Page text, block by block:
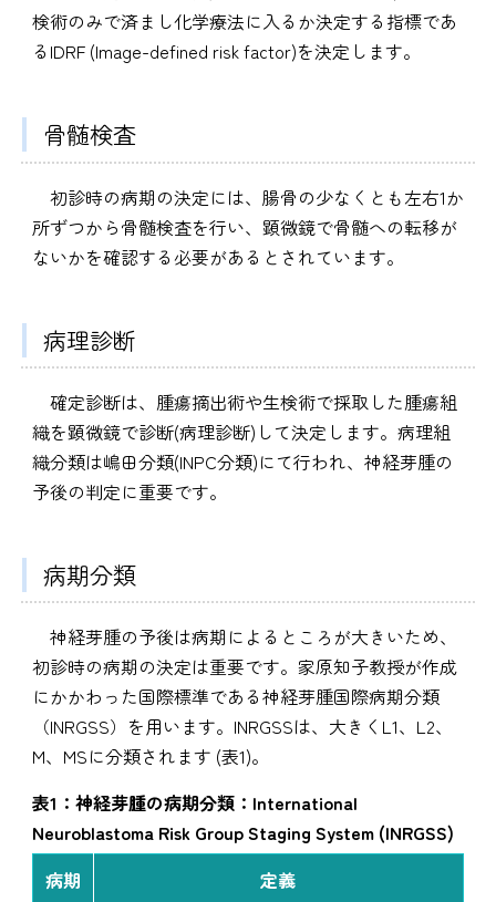
検術のみで済まし化学療法に入るか決定する指標であ
るIDRF (Image-defined risk factor)を決定します。
骨髄検査
初診時の病期の決定には、腸骨の少なくとも左右1か
所ずつから骨髄検査を行い、顕微鏡で骨髄への転移が
ないかを確認する必要があるとされています。
病理診断
確定診断は、腫瘍摘出術や生検術で採取した腫瘍組
織を顕微鏡で診断(病理診断)して決定します。病理組
織分類は嶋田分類(INPC分類)にて行われ、神経芽腫の
予後の判定に重要です。
病期分類
神経芽腫の予後は病期によるところが大きいため、
初診時の病期の決定は重要です。家原知子教授が作成
にかかわった国際標準である神経芽腫国際病期分類
（INRGSS）を用います。INRGSSは、大きくL1、L2、
M、MSに分類されます (表1)。
表1：神経芽腫の病期分類：International
Neuroblastoma Risk Group Staging System (INRGSS)
病期
定義